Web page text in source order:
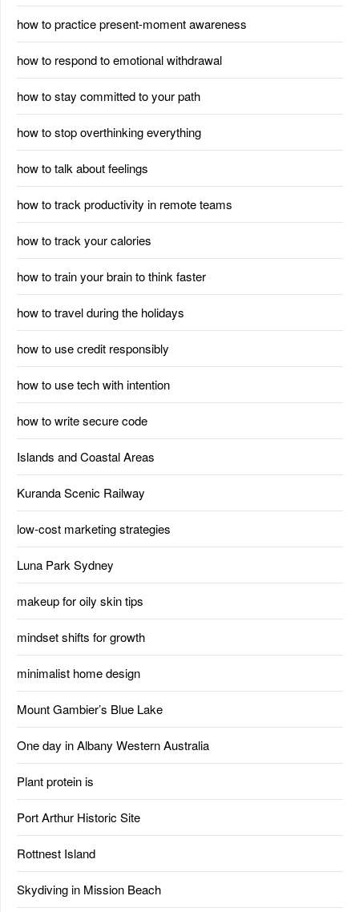
how to practice present-moment awareness
how to respond to emotional withdrawal
how to stay committed to your path
how to stop overthinking everything
how to talk about feelings
how to track productivity in remote teams
how to track your calories
how to train your brain to think faster
how to travel during the holidays
how to use credit responsibly
how to use tech with intention
how to write secure code
Islands and Coastal Areas
Kuranda Scenic Railway
low-cost marketing strategies
Luna Park Sydney
makeup for oily skin tips
mindset shifts for growth
minimalist home design
Mount Gambier’s Blue Lake
One day in Albany Western Australia
Plant protein is
Port Arthur Historic Site
Rottnest Island
Skydiving in Mission Beach